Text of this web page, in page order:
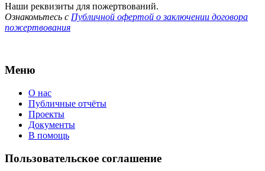
Наши реквизиты для пожертвований.
Ознакомьтесь с Публичной офертой о заключении договора
пожертвования
Меню
О нас
Публичные отчёты
Проекты
Документы
В помощь
Пользовательское соглашение